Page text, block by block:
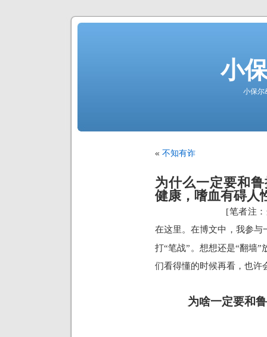
小
小保尔
« 不知有诈
为什么一定要和
健康，嗜血有碍人
[笔者注
在这里。在博文中，我参与
打“笔战”。想想还是“翻墙
们看得懂的时候再看，也许
为啥一定要和